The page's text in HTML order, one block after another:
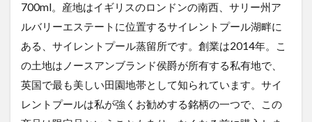
700ml。産地はイギリスのロンドンの南西、サリー州ア
ルバリーエステートに位置するサイレントプール湖畔に
ある、サイレントプール蒸留所です。創業は2014年。こ
の土地はノースアンブランド侯爵が所有する私有地で、
英国で最も美しい田園地帯として知られています。サイ
レントプールは私が強くお勧めする銘柄の一つで、この